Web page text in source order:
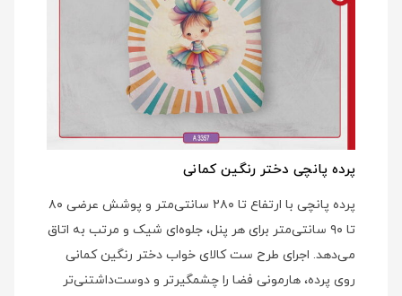
پرده پانچی دختر رنگین کمانی
پرده پانچی با ارتفاع تا ۲۸۰ سانتی‌متر و پوشش عرضی ۸۰
تا ۹۰ سانتی‌متر برای هر پنل، جلوه‌ای شیک و مرتب به اتاق
می‌دهد. اجرای طرح ست کالای خواب دختر رنگین کمانی
روی پرده، هارمونی فضا را چشمگیرتر و دوست‌داشتنی‌تر